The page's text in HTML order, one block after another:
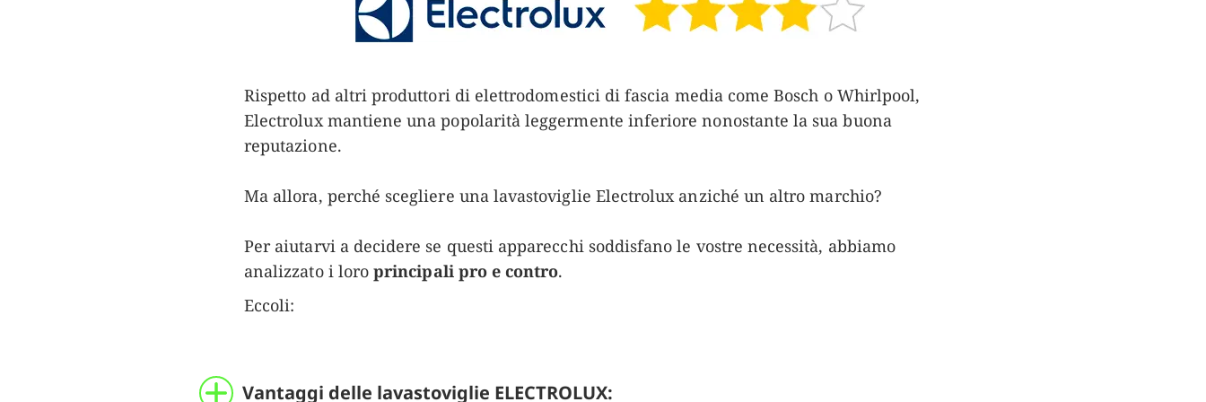
Rispetto ad altri produttori di elettrodomestici di fascia media come Bosch o Whirlpool,
Electrolux mantiene una popolarità leggermente inferiore nonostante la sua buona
reputazione.
Ma allora, perché scegliere una lavastoviglie Electrolux anziché un altro marchio?
Per aiutarvi a decidere se questi apparecchi soddisfano le vostre necessità, abbiamo
analizzato i loroprincipali pro e contro.
Eccoli:
Vantaggi delle lavastoviglie ELECTROLUX: